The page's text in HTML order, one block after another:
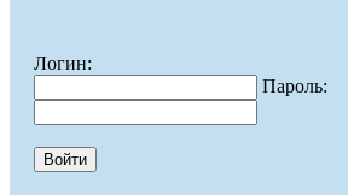
Логин:
Пароль: